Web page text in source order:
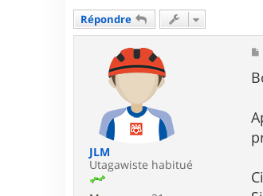
Répondre
JLM
Utagawiste habitué